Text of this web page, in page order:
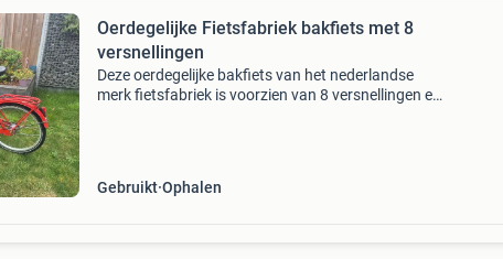
Oerdegelijke Fietsfabriek bakfiets met 8
versnellingen
Deze oerdegelijke bakfiets van het nederlandse
merk fietsfabriek is voorzien van 8 versnellingen en
Gebruikt Ophalen